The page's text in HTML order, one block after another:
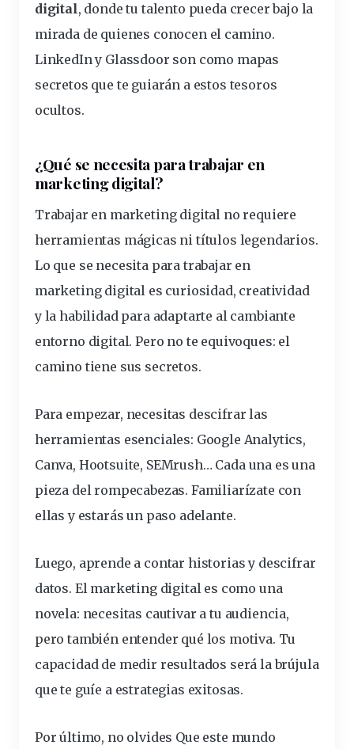
digital, donde tu talento pueda crecer bajo la
mirada de quienes conocen el camino.
LinkedIn y Glassdoor son como mapas
secretos que te guiarán a estos tesoros
ocultos.
¿Qué se necesita para trabajar en
marketing digital?
Trabajar en marketing digital norequiere
herramientas mágicas ni títulos legendarios.
Lo que se necesita para trabajar en
marketing digital es curiosidad, creatividad
y la habilidad para adaptarte al cambiante
entorno digital. Pero no te equivoques: el
camino tiene sus secretos.
Para empezar, necesitas descifrar las
herramientas esenciales: Google Analytics,
Canva, Hootsuite, SEMrush… Cada una es una
pieza del rompecabezas. Familiarízate con
ellas y estarás un paso adelante.
Luego, aprende a contar historias y descifrar
datos. El marketing digital es como una
novela: necesitas cautivar a tu audiencia,
pero también entender qué los motiva. Tu
capacidad de medir resultados será la brújula
que te guíe a estrategias exitosas.
Por último, no olvides Que este mundo